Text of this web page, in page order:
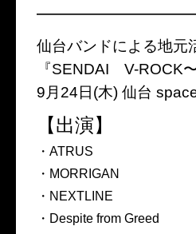
仙台バンドによる地元
『SENDAI V-ROCK
9月24日(木) 仙台
【出演】
・ATRUS
・MORRIGAN
・NEXTLINE
・Despite from Greed